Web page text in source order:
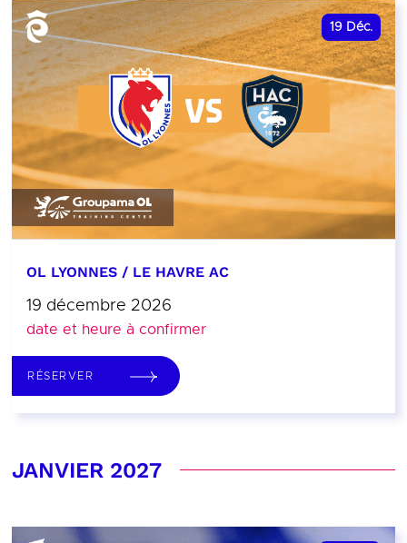
19 Déc.
OL LYONNES / LE HAVRE AC
19 décembre 2026
date et heure à confirmer
RÉSERVER
JANVIER 2027